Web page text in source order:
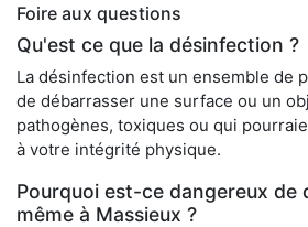
Foire aux questions
Qu'est ce que la désinfection ?
La désinfection est un ensemble de
de débarrasser une surface ou un
pathogènes, toxiques ou qui
à votre intégrité physique.
Pourquoi est-ce dangereux de
même à Massieux ?